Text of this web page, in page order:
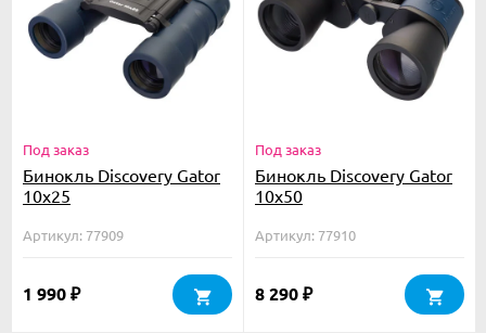
Под заказ
Бинокль Discovery Gator
10x25
Артикул: 77909
1 990 ₽
Под заказ
Бинокль Discovery Gator
10x50
Артикул: 77910
8 290 ₽